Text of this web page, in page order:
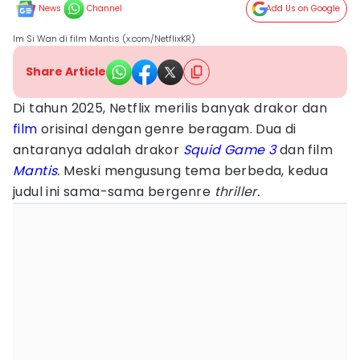
News Channel Add Us on Google
Im Si Wan di film Mantis (x.com/NetflixKR)
Share Article
Di tahun 2025, Netflix merilis banyak drakor dan
film orisinal dengan genre beragam. Dua di
antaranya adalah drakor Squid Game 3dan film
Mantis. Meski mengusung tema berbeda, kedua
judul ini sama-sama bergenre thriller.